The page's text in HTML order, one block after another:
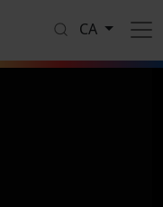
CA